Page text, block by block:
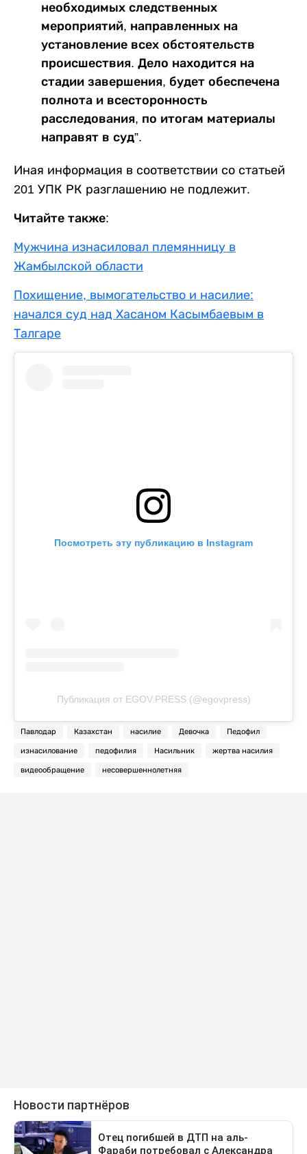
необходимых следственных
мероприятий, направленных на
установление всех обстоятельств
происшествия. Дело находится на
стадии завершения, будет обеспечена
полнота и всесторонность
расследования, по итогам материалы
направят в суд”.
Иная информация в соответствии со статьей
201 УПК РК разглашению не подлежит.
Читайте также:
Мужчина изнасиловал племянницу в
Жамбылской области
Похищение, вымогательство и насилие:
начался суд над Хасаном Касымбаевым в
Талгаре
Посмотреть эту публикацию в Instagram
Публикация от EGOV.PRESS (@egovpress)
Павлодар Казахстан насилие Девочка Педофил
изнасилование педофилия Насильник жертва насилия
видеообращение несовершеннолетняя